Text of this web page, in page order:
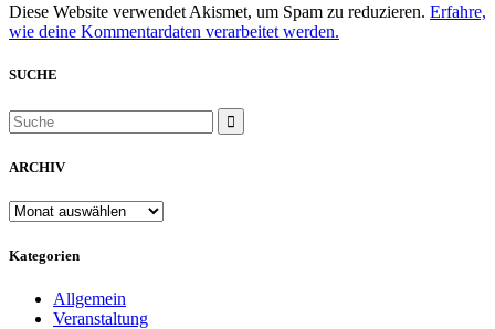
Diese Website verwendet Akismet, um Spam zu reduzieren. Erfahre,
wie deine Kommentardaten verarbeitet werden.
SUCHE
ARCHIV
ARCHIV
Kategorien
Allgemein
Veranstaltung